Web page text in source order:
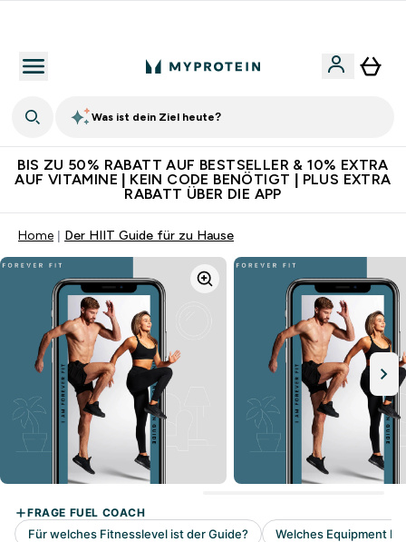
Was ist dein Ziel heute?
BIS ZU 50% RABATT AUF BESTSELLER & 10% EXTRA
AUF VITAMINE | KEIN CODE BENÖTIGT | PLUS EXTRA
RABATT ÜBER DIE APP
Home Der HIIT Guide für zu Hause